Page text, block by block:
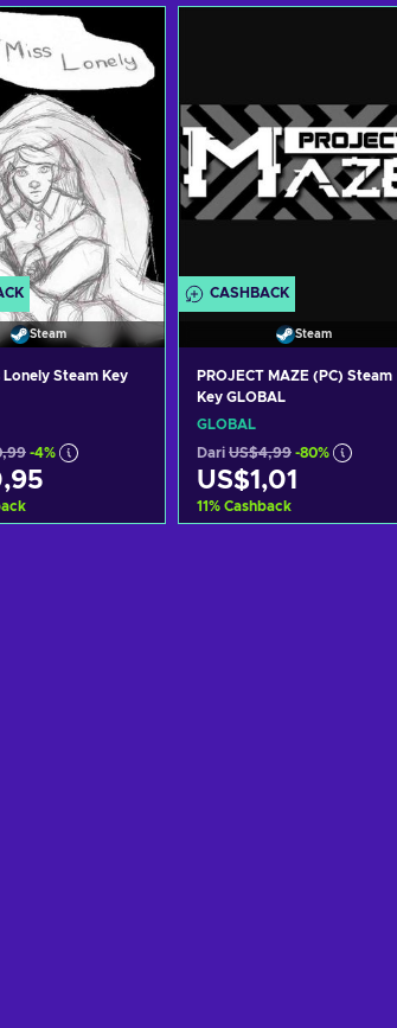
Steam
Lonely Steam Key
-4%
CASHBACK
Steam
PROJECT MAZE (PC) Steam
Key GLOBAL
GLOBAL
Dari US$4,99 -80%
US$1,01
11% Cashback